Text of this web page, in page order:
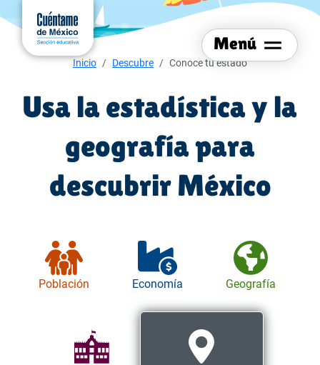
Ir al
contenido
principal
Menú
Menú del sitio
Menú de navegación
Inicio Descubre Conoce tu estado
Usa la estadística y la
geografía para
descubrir México
Población Economía Geografía